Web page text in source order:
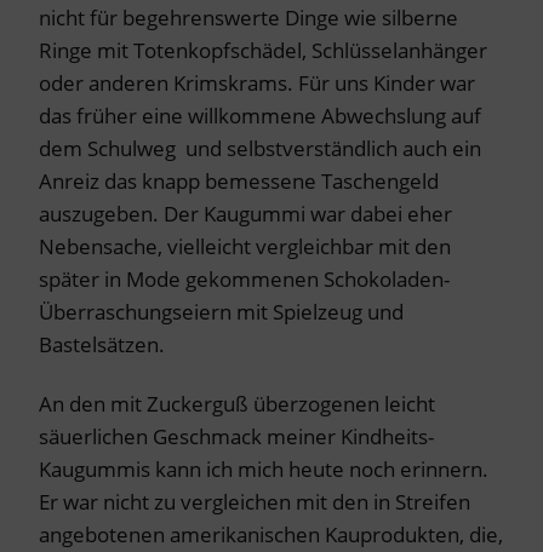
nicht für begehrenswerte Dinge wie silberne
Ringe mit Totenkopfschädel, Schlüsselanhänger
oder anderen Krimskrams. Für uns Kinder war
das früher eine willkommene Abwechslung auf
dem Schulweg und selbstverständlich auch ein
Anreiz das knapp bemessene Taschengeld
auszugeben. Der Kaugummi war dabei eher
Nebensache, vielleicht vergleichbar mit den
später in Mode gekommenen Schokoladen-
Überraschungseiern mit Spielzeug und
Bastelsätzen.
An den mit Zuckerguß überzogenen leicht
säuerlichen Geschmack meiner Kindheits-
Kaugummis kann ich mich heute noch erinnern.
Er war nicht zu vergleichen mit den in Streifen
angebotenen amerikanischen Kauprodukten, die,